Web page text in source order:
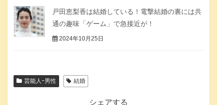
戸田恵梨香は結婚している！電撃結婚の裏には共
通の趣味「ゲーム」で急接近が！
2024年10月25日
芸能人ｰ男性 結婚
シェアする